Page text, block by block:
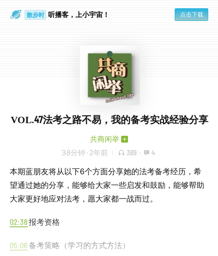
散步时 听播客，上小宇宙！ 点击下载
VOL.47法考之路不易，我的备考实战经验分享
共商闲举
38分钟 · 2年前 389 · 4
本期蓝朋友将从以下6个方面分享她的法考备考经历，希
望通过她的分享，能够给大家一些启发和鼓励，能够帮助
大家更好地应对法考，愿大家都一战而过。
02:38报考资格
05:06备考策略（学习的方式方法）